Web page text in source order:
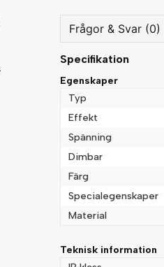
Frågor & Svar (0)
question
name
Namn
Specifikation
Egenskaper
Typ
Effekt
Spänning
Dimbar
Färg
Specialegenskaper
Material
Teknisk information